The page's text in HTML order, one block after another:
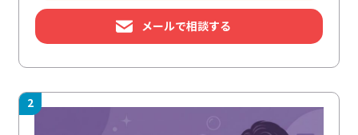
メールで相談する
2